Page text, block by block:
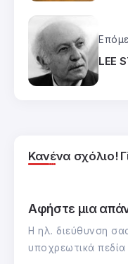
LEE
Κανένα σχόλιο!
Αφήστε μια
Η ηλ. διεύθυνση
υποχρεωτικά